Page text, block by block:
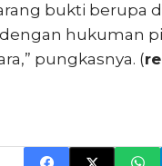
bukti berupa
hukuman
pungkasnya. (